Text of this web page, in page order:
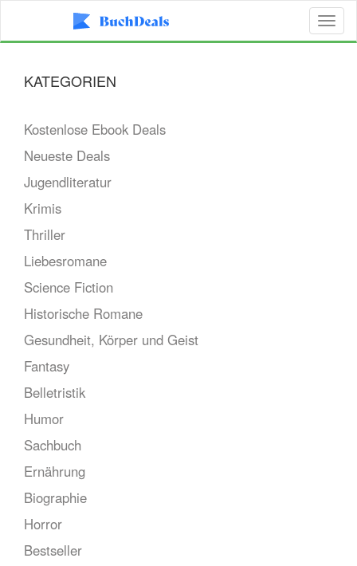
KATEGORIEN
Kostenlose Ebook Deals
Neueste Deals
Jugendliteratur
Krimis
Thriller
Liebesromane
Science Fiction
Historische Romane
Gesundheit, Körper und Geist
Fantasy
Belletristik
Humor
Sachbuch
Ernährung
Biographie
Horror
Bestseller